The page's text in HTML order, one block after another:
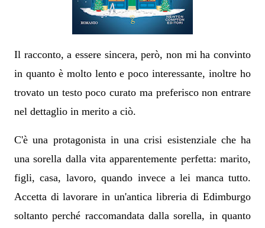
Il racconto, a essere sincera, però, non mi ha convinto
in quanto è molto lento e poco interessante, inoltre ho
trovato un testo poco curato ma preferisco non entrare
nel dettaglio in merito a ciò.
C'è una protagonista in una crisi esistenziale che ha
una sorella dalla vita apparentemente perfetta: marito,
figli, casa, lavoro, quando invece a lei manca tutto.
Accetta di lavorare in un'antica libreria di Edimburgo
soltanto perché raccomandata dalla sorella, in quanto